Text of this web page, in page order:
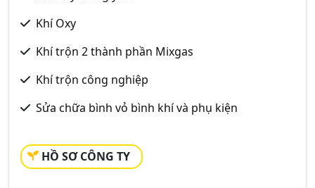
Khí Oxy
Khí trộn 2 thành phần Mixgas
Khí trộn công nghiệp
Sửa chữa bình vỏ bình khí và phụ kiện
HỒ SƠ CÔNG TY